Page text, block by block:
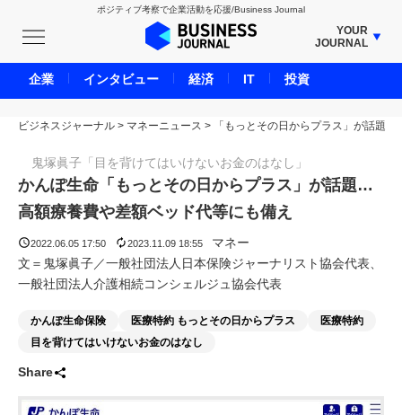
ポジティブ考察で企業活動を応援/Business Journal
YOUR
JOURNAL
BUSINESS JOURNAL
UNICORN JOURNAL
CARBON CREDITS JOURNAL
ENERGY MANAGEMENT JOURNAL
INBOUND JOURNAL
LIFE ENDING JOURNAL
AI JOURNAL
REAL ESTATE BROKERAGE JOURNAL
SMART MARKETING JOURNAL
BPaaS JOURNAL
ビジネスジャーナル > マネーニュース > 「もっとその日からプラス」が話題
鬼塚眞子「目を背けてはいけないお金のはなし」
かんぽ生命「もっとその日からプラス」が話題…
高額療養費や差額ベッド代等にも備え
2022.06.05 17:50 2023.11.09 18:55
マネー
文＝鬼塚眞子／一般社団法人日本保険ジャーナリスト協会代表、
一般社団法人介護相続コンシェルジュ協会代表
かんぽ生命保険 医療特約 もっとその日からプラス
医療特約
目を背けてはいけないお金のはなし
Share
企業 インタビュー 経済 IT 投資